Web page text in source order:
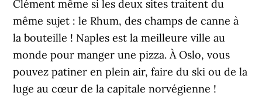
Clément même si les deux sites traitent du
même sujet : le Rhum, des champs de canne à
la bouteille ! Naples est la meilleure ville au
monde pour manger une pizza. À Oslo, vous
pouvez patiner en plein air, faire du ski ou de la
luge au cœur de la capitale norvégienne !